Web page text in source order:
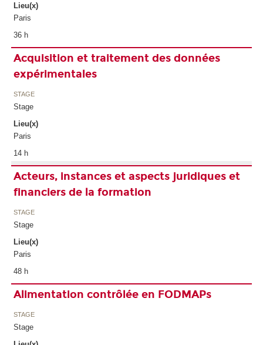
Lieu(x)
Paris
36 h
Acquisition et traitement des données
expérimentales
STAGE
Stage
Lieu(x)
Paris
14 h
Acteurs, instances et aspects juridiques et
financiers de la formation
STAGE
Stage
Lieu(x)
Paris
48 h
Alimentation contrôlée en FODMAPs
STAGE
Stage